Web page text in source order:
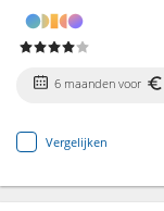
6 maanden voor
Vergelijken